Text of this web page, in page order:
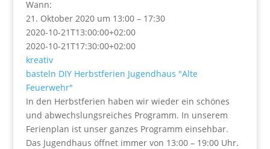
Wann:
21. Oktober 2020 um 13:00 – 17:30
2020-10-21T13:00:00+02:00
2020-10-21T17:30:00+02:00
kreativ
basteln DIY Herbstferien Jugendhaus "Alte
Feuerwehr"
In den Herbstferien haben wir wieder ein schönes
und abwechslungsreiches Programm. In unserem
Ferienplan ist unser ganzes Programm einsehbar.
Das Jugendhaus öffnet immer von 13:00 – 19:00 Uhr.